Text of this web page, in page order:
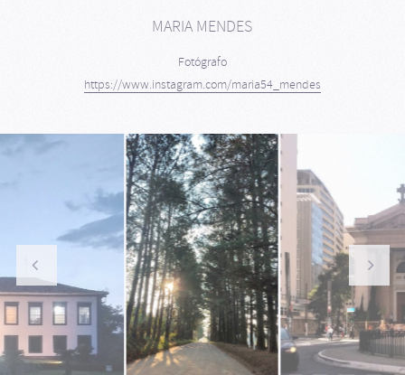
MARIA MENDES
Fotógrafo
https://www.instagram.com/maria54_mendes